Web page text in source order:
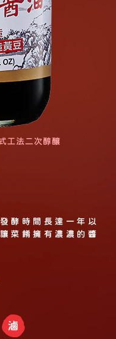
工法二次醇釀
酵時間長達一年以
菜餚擁有濃濃的醬
滷